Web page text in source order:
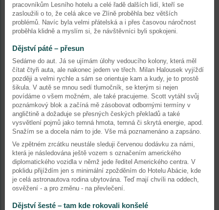
pracovníkům Lesního hotelu a celé řadě dalších lidí, kteří se
zasloužili o to, že celá akce ve Zlíně proběhla bez větších
problémů. Navíc byla velmi přátelská a i přes časovou náročnost
proběhla klidně a myslím si, že návštěvníci byli spokojeni.
Dějství páté – přesun
Sedáme do aut. Já se ujímám úlohy vedoucího kolony, která měl
čítat čtyři auta, ale nakonec jedem ve třech. Milan Halousek vyjíždí
později a velmi rychle a sám se orientuje kam a kudy, je to prostě
šikula. V autě se mnou sedí tlumočník, se kterým si nejen
povídáme o všem možném, ale také pracujeme. Scott vytáhl svůj
poznámkový blok a začíná mě zásobovat odbornými termíny v
angličtině a dožaduje se přesných českých překladů a také
vysvětlení pojmů jako temná hmota, temná či skrytá energie, apod.
Snažím se a docela nám to jde. Vše má poznamenáno a zapsáno.
Ve zpětném zrcátku neustále sleduji červenou dodávku za námi,
která je následována ještě vozem s označením amerického
diplomatického vozidla v němž jede ředitel Amerického centra. V
poklidu přijíždím jen s minimální zpožděním do Hotelu Abácie, kde
je celá astronautova rodina ubytována. Teď mají chvíli na oddech,
osvěžení - a pro změnu - na převlečení.
Dějství šesté – tam kde rokovali konšelé